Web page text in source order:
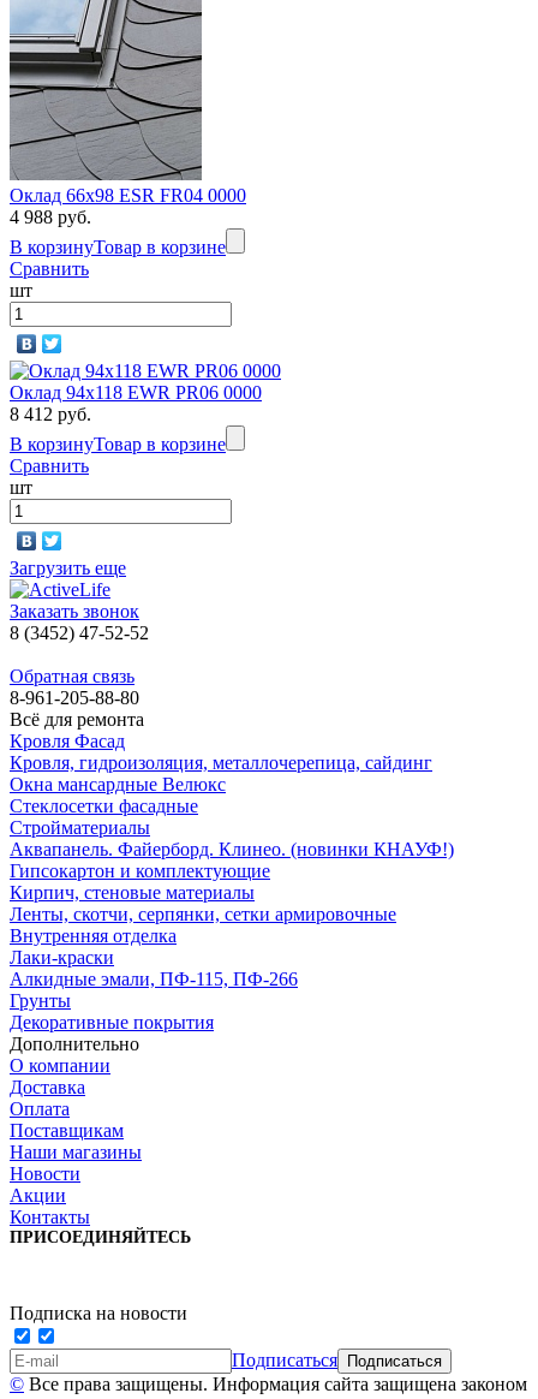
Оклад 66x98 ESR FR04 0000
4 988 руб.
В корзинуТовар в корзине
Сравнить
шт
Оклад 94x118 EWR PR06 0000
8 412 руб.
В корзинуТовар в корзине
Сравнить
шт
Загрузить еще
Заказать звонок
8 (3452) 47-52-52
Обратная связь
8-961-205-88-80
Всё для ремонта
Кровля Фасад
Кровля, гидроизоляция, металлочерепица, сайдинг
Окна мансардные Велюкс
Стеклосетки фасадные
Стройматериалы
Аквапанель. Файерборд. Клинео. (новинки КНАУФ!)
Гипсокартон и комплектующие
Кирпич, стеновые материалы
Ленты, скотчи, серпянки, сетки армировочные
Внутренняя отделка
Лаки-краски
Алкидные эмали, ПФ-115, ПФ-266
Грунты
Декоративные покрытия
Дополнительно
О компании
Доставка
Оплата
Поставщикам
Наши магазины
Новости
Акции
Контакты
ПРИСОЕДИНЯЙТЕСЬ
Подписка на новости
Подписаться
© Все права защищены. Информация сайта защищена законом